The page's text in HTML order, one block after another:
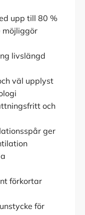
upp till 80 %
möjliggör
livslängd
väl upplyst
och
ger
förkortar
för